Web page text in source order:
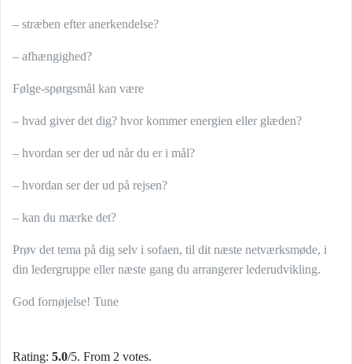
– stræben efter anerkendelse?
– afhængighed?
Følge-spørgsmål kan være
– hvad giver det dig? hvor kommer energien eller glæden?
– hvordan ser der ud når du er i mål?
– hvordan ser der ud på rejsen?
– kan du mærke det?
Prøv det tema på dig selv i sofaen, til dit næste netværksmøde, i
din ledergruppe eller næste gang du arrangerer lederudvikling.
God fornøjelse! Tune
Rating: 5.0/5. From 2 votes.